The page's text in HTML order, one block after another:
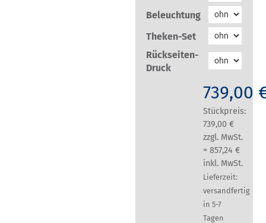
Beleuchtung
Theken-Set
Rückseiten-
Druck
739,00
Stückpreis:
739,00 €
zzgl. MwSt.
= 857,24 €
inkl. MwSt.
Lieferzeit:
versandfertig
in 5-7
Tagen